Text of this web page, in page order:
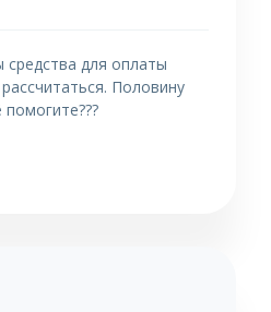
средства для оплаты
Половину